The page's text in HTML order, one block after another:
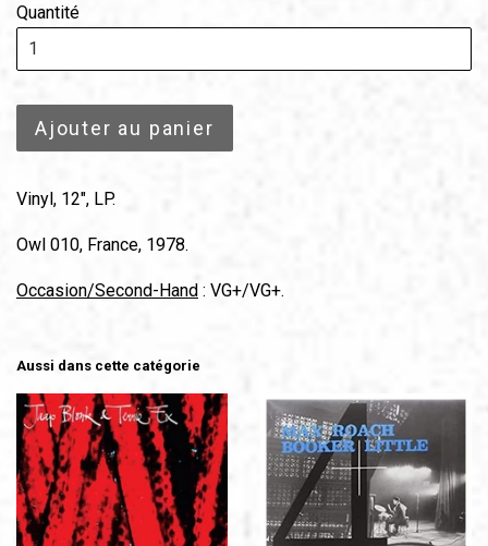
Quantité
Ajouter au panier
Vinyl, 12", LP.
Owl 010, France, 1978.
Occasion/Second-Hand : VG+/VG+.
Aussi dans cette catégorie